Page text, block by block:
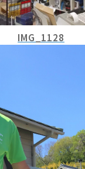
IMG_1128